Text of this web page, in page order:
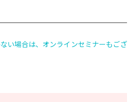
い場合は、オンラインセミナーもござ